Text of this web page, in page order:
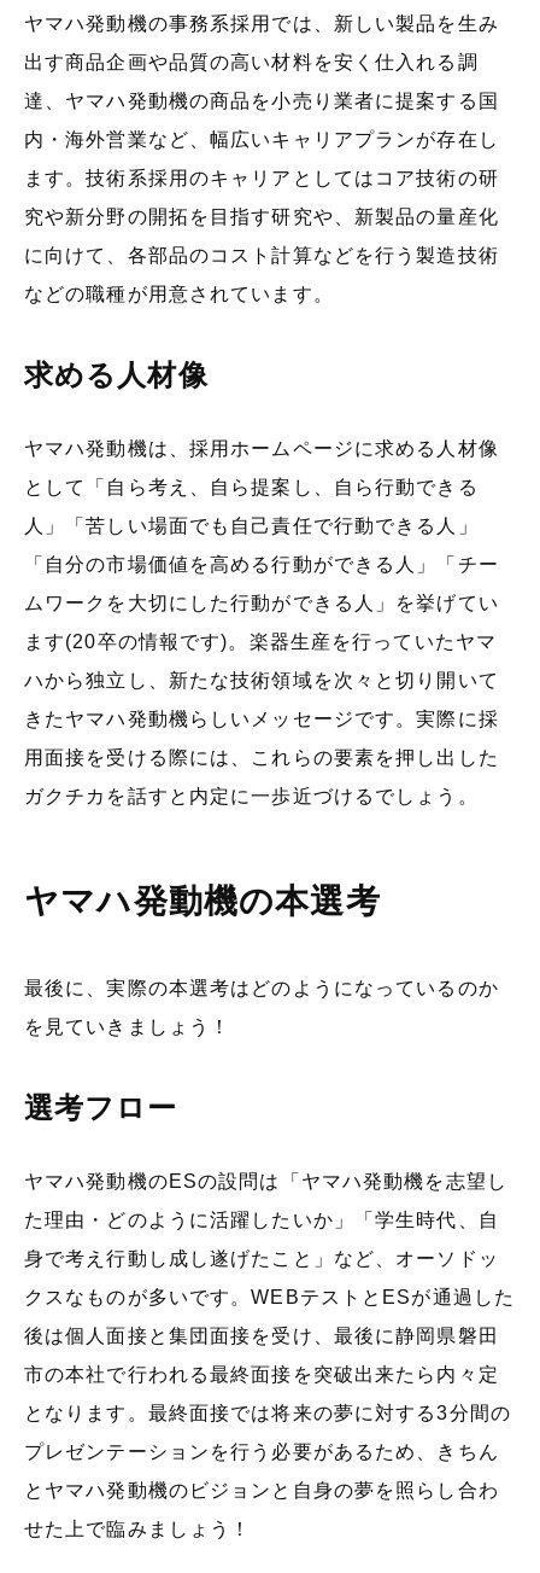
ヤマハ発動機の事務系採用では、新しい製品を生み
出す商品企画や品質の高い材料を安く仕入れる調
達、ヤマハ発動機の商品を小売り業者に提案する国
内・海外営業など、幅広いキャリアプランが存在し
ます。技術系採用のキャリアとしてはコア技術の研
究や新分野の開拓を目指す研究や、新製品の量産化
に向けて、各部品のコスト計算などを行う製造技術
などの職種が用意されています。
求める人材像
ヤマハ発動機は、採用ホームページに求める人材像
として「自ら考え、自ら提案し、自ら行動できる
人」「苦しい場面でも自己責任で行動できる人」
「自分の市場価値を高める行動ができる人」「チー
ムワークを大切にした行動ができる人」を挙げてい
ます(20卒の情報です)。楽器生産を行っていたヤマ
ハから独立し、新たな技術領域を次々と切り開いて
きたヤマハ発動機らしいメッセージです。実際に採
用面接を受ける際には、これらの要素を押し出した
ガクチカを話すと内定に一歩近づけるでしょう。
ヤマハ発動機の本選考
最後に、実際の本選考はどのようになっているのか
を見ていきましょう！
選考フロー
ヤマハ発動機のESの設問は「ヤマハ発動機を志望し
た理由・どのように活躍したいか」「学生時代、自
身で考え行動し成し遂げたこと」など、オーソドッ
クスなものが多いです。WEBテストとESが通過した
後は個人面接と集団面接を受け、最後に静岡県磐田
市の本社で行われる最終面接を突破出来たら内々定
となります。最終面接では将来の夢に対する3分間の
プレゼンテーションを行う必要があるため、きちん
とヤマハ発動機のビジョンと自身の夢を照らし合わ
せた上で臨みましょう！